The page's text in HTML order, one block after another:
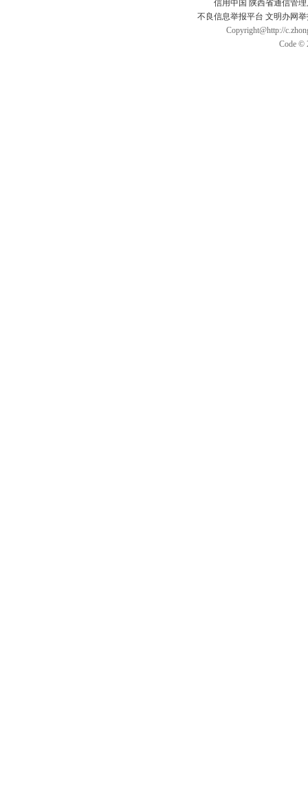
信用中国 陕西省通信管理
不良信息举报平台 文明办网
Copyright@http://
Code ©